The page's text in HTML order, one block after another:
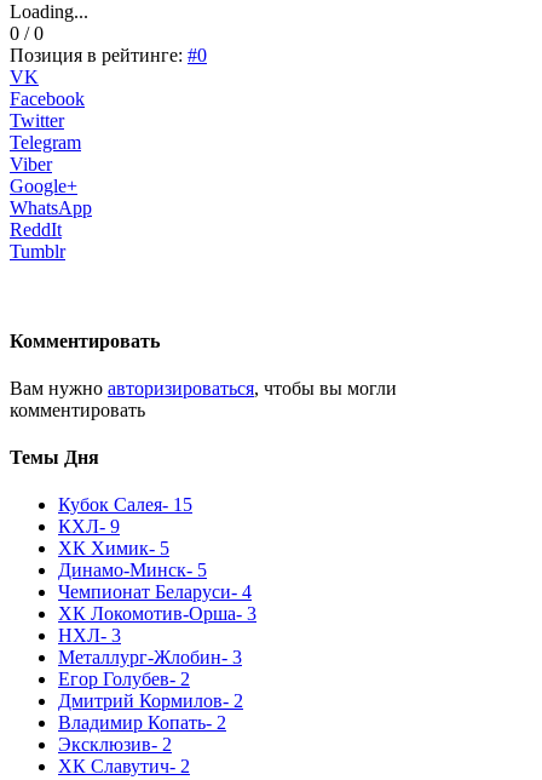
Loading...
0 / 0
Позиция в рейтинге: #0
VK
Facebook
Twitter
Telegram
Viber
Google+
WhatsApp
ReddIt
Tumblr
Комментировать
Вам нужно авторизироваться, чтобы вы могли
комментировать
Темы Дня
Кубок Салея- 15
КХЛ- 9
ХК Химик- 5
Динамо-Минск- 5
Чемпионат Беларуси- 4
ХК Локомотив-Орша- 3
НХЛ- 3
Металлург-Жлобин- 3
Егор Голубев- 2
Дмитрий Кормилов- 2
Владимир Копать- 2
Эксклюзив- 2
ХК Славутич- 2